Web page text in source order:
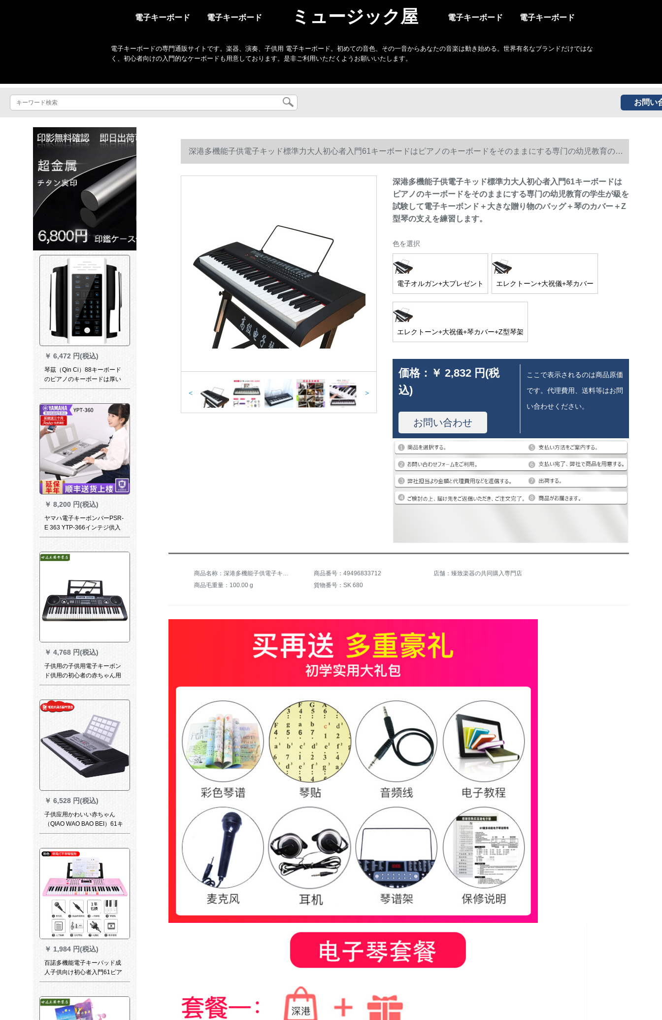
電子キーボード 電子キーボード ミュージック屋 電子キーボード 電子キーボード
電子キーボードの専門通販サイトです。楽器、演奏、子供用 電子キーボード。初めての音色、その一音からあなたの音楽は動き始める。世界有名なブランドだけではな
く、初心者向けの入門的なケーボードも用意しております。是非ご利用いただくようお願いいたします。
お問い
￥ 6,472 円(税込)
琴茲（Qin Ci）88キーボード
のピアノのキーボードは厚い
専门版の大人の初心者が入门
61キーボードの手巻きの电子
キーボストンファンシーの白
を练习します。
￥ 8,200 円(税込)
ヤマハ電子キーボンバーPSR-
E 363 YTP-366インテジ供入
门力61ボタ大人の初心者向け
式装備+フルパッド360公式装
￥ 4,768 円(税込)
子供用の子供用電子キーボン
ド供用の初心者の赤ちゃん用
ピアノには、マイク61ボタと
います。練習版のハンマボー
ル+3 C電源+マイク+キーボン
￥ 6,528 円(税込)
子供应用かわいい赤ちゃん
（QIAO WAO BAO BEI）61キ
ーボンドの電子キーボンド電
んちゃんちゃん赤ちゃんぽん
電子キー教授61ピアボーボー
ボーボーボーボーボーボード
知能教育琴+ダブキーボンド
￥ 1,984 円(税込)
百諾多機能電子キーパッド成
人子供向け初心者入門61ピア
ノキーボンド専門家用琴智能
深港多機能子供電子キッド標準力大人初心者入門61キーボードはピアノのキーボードをそのままにする専门の幼児教育の学
生が級を試験して電子キーボンド＋大きな贈り物のバッグ＋琴のカバー＋Z型琴の支えを練習します。
< >
深港多機能子供電子キッド標準力大人初心者入門61キーボードは
ピアノのキーボードをそのままにする専门の幼児教育の学生が級を
試験して電子キーボンド＋大きな贈り物のバッグ＋琴のカバー＋Z
型琴の支えを練習します。
色を選択
電子オルガン+大プレゼント エレクトーン+大祝儀+琴カバー
エレクトーン+大祝儀+琴カバー+Z型琴架
価格： ￥ 2,832 円(税
込)
お問い合わせ
ここで表示されるのは商品原価
です。代理費用、送料等はお問
い合わせください。
商品名称：深港多機能子供電子キーボンド標準力大人初心者入門61ボタンピアノの鍵盤を模した専門的な幼児教学生の試験レベル練習電子キーボンド+大祝儀バッグ+琴カバー+Z型琴架 商品番号：49496833712
店舗：臻致楽器の共同購入専門店
商品毛重量：100.00 g
貨物番号：SK 680